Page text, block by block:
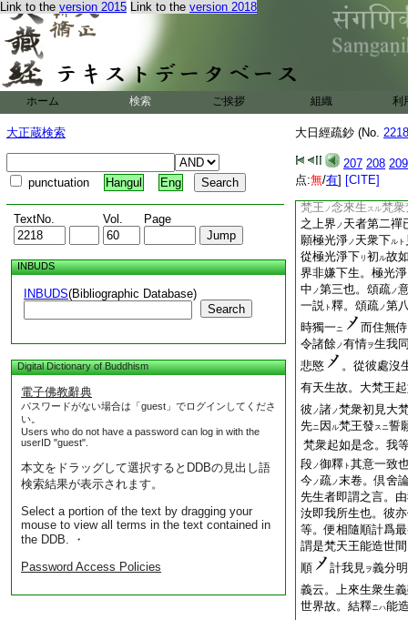
Link to the version 2015 Link to the version 2018
ホーム 検索 ご挨拶 組織 利
大正蔵検索
punctuation Hangul Eng
TextNo. Vol. Page
INBUDS
INBUDS(Bibliographic Database)
Search
Digital Dictionary of Buddhism
電子佛教辭典
パスワードがない場合は「guest」でログインしてくださ
い。
Users who do not have a password can log in with the
userID "guest".
本文をドラッグして選択するとDDBの見出し語
検索結果が表示されます。
Select a portion of the text by dragging your
mouse to view all terms in the text contained in
the DDB. ・
Password Access Policies
大日經疏鈔 (No.
207 208 209
点:無/有] [CITE]
如劫初時獨有
展轉相承
生
一種。規准彼
初△獨有一天者
計 アリト
表擧 。一天者釋
御釋△先生梵界。梵
梵衆梵補大梵
三天
天也
而作是念。若更有
善哉。時有上界天
梵王 ノ 念來生 スル梵衆
之上界 ノ 天者第二禪
願極光淨ノ 天衆下ルト
從極光淨下 リ 初ル故
界非嫌下生。極光
中 ノ第三也。頌疏ノ
一説 ト 釋。頌疏ノ第
時獨一ニ
而住無
令諸餘ノ有情ヲ生我
悲愍
。從彼處沒
有天生故。大梵王
彼 ノ諸ノ梵衆初見大
先ニ 因 ル梵王發 スニ誓
梵衆起如是念。我
段ノ御釋 ト 其意一致
今ノ疏ノ末卷。倶舍
先生者即謂之言。
汝即我所生也。彼
等。便相隨順計爲
謂是梵天王能造世
順
計我見ヲ義分
義云。上來生衆生
世界故。結釋ニハ能